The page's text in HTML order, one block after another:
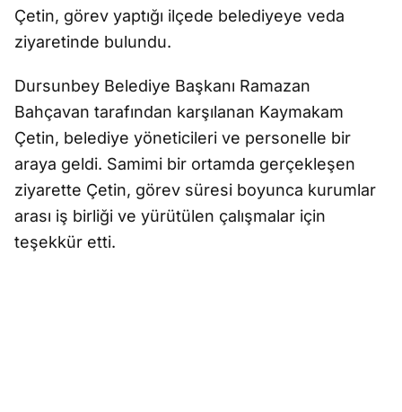
Çetin, görev yaptığı ilçede belediyeye veda
ziyaretinde bulundu.
Dursunbey Belediye Başkanı Ramazan
Bahçavan tarafından karşılanan Kaymakam
Çetin, belediye yöneticileri ve personelle bir
araya geldi. Samimi bir ortamda gerçekleşen
ziyarette Çetin, görev süresi boyunca kurumlar
arası iş birliği ve yürütülen çalışmalar için
teşekkür etti.